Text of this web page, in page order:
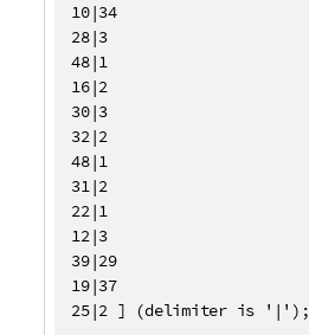
10|34
28|3
48|1
16|2
30|3
32|2
48|1
31|2
22|1
12|3
39|29
19|37
25|2 ] (delimiter is '|');